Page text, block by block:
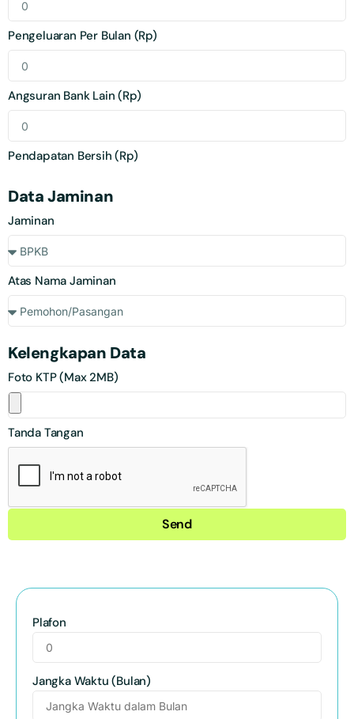
Pengeluaran Per Bulan (Rp)
Angsuran Bank Lain (Rp)
Pendapatan Bersih (Rp)
Data Jaminan
Jaminan
Atas Nama Jaminan
Kelengkapan Data
Foto KTP (Max 2MB)
Tanda Tangan
Send
Plafon
Jangka Waktu (Bulan)